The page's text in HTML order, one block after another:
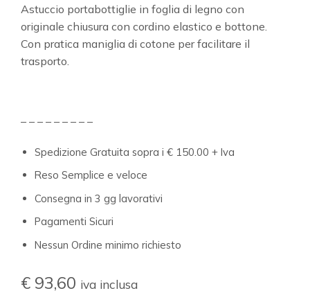
Astuccio portabottiglie in foglia di legno con
originale chiusura con cordino elastico e bottone.
Con pratica maniglia di cotone per facilitare il
trasporto.
– – – – – – – – –
Spedizione Gratuita sopra i € 150.00 + Iva
Reso Semplice e veloce
Consegna in 3 gg lavorativi
Pagamenti Sicuri
Nessun Ordine minimo richiesto
€ 93,60 iva inclusa